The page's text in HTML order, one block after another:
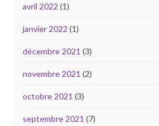
avril 2022 (1)
janvier 2022 (1)
décembre 2021 (3)
novembre 2021 (2)
octobre 2021 (3)
septembre 2021 (7)